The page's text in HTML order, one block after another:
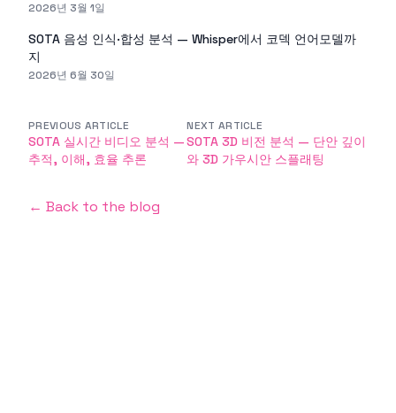
2026년 3월 1일
SOTA 음성 인식·합성 분석 — Whisper에서 코덱 언어모델까
지
2026년 6월 30일
PREVIOUS ARTICLE
SOTA 실시간 비디오 분석 —
추적, 이해, 효율 추론
NEXT ARTICLE
SOTA 3D 비전 분석 — 단안 깊이
와 3D 가우시안 스플래팅
← Back to the blog